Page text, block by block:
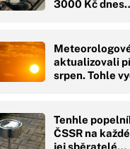
3000 Kč
aktualizovali
srpen. Tohle
Tenhle
ČSSR na
jej sběratelé…